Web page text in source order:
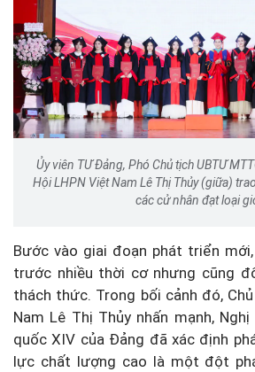
Ủy viên TƯ Đảng, Phó Chủ tịch UBTƯ
Hội LHPN Việt Nam Lê Thị Thủy (giữa)
các cử nhân đạt loại
Bước vào giai đoạn phát triển
trước nhiều thời cơ nhưng cũng
thách thức. Trong bối cảnh đó,
Nam Lê Thị Thủy nhấn mạnh,
quốc XIV của Đảng đã xác định
lực chất lượng cao là một đột